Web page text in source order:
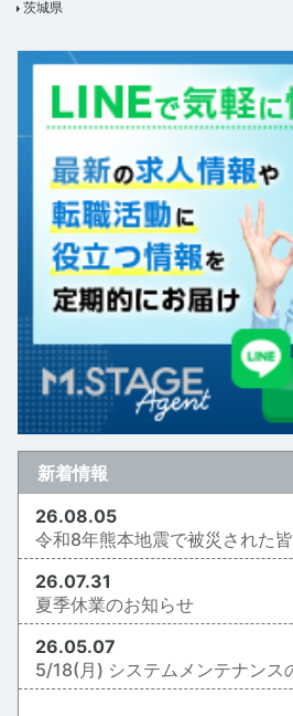
茨城県
新着情報
26.08.05
令和8年熊本地震で被災された
26.07.31
夏季休業のお知らせ
26.05.07
5/18(月) システムメンテナンス